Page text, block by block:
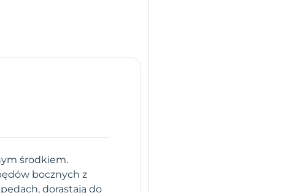
środkiem.
bocznych z
dorastają do